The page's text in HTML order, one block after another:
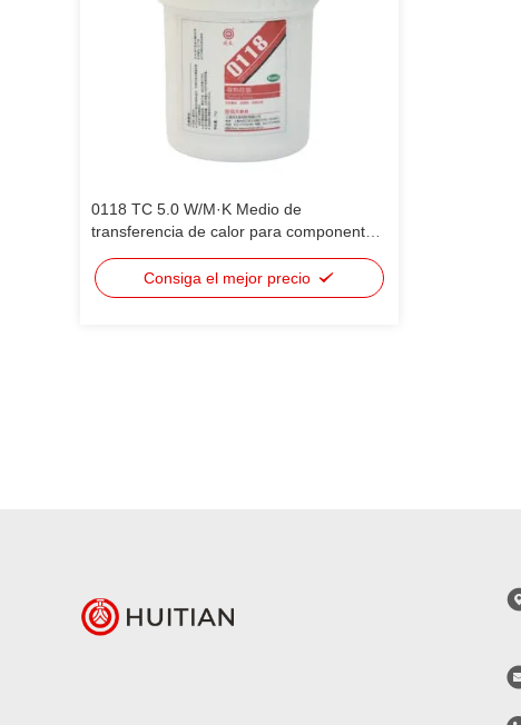
0118 TC 5.0 W/M·K Medio de
transferencia de calor para componentes
de almacenamiento de gran tamaño
Consiga el mejor precio